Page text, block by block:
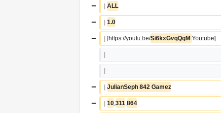
− | ALL
− | 1.0
− | [https://youtu.be/Si6kxGvqQgM Youtube]
|
|-
− | JulianSeph 842 Gamez
− | 10 ,311 ,864